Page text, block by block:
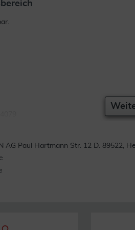
AG Paul Hartmann Str. 12 D. 89522,